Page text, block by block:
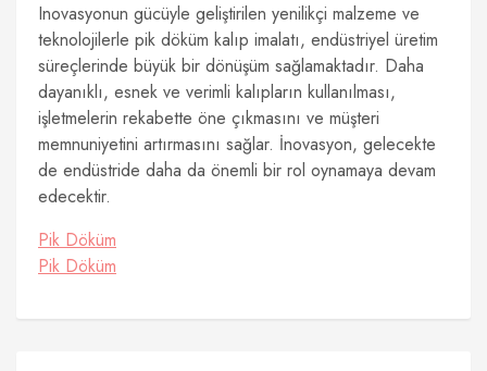
Inovasyonun gücüyle geliştirilen yenilikçi malzeme ve
teknolojilerle pik döküm kalıp imalatı, endüstriyel üretim
süreçlerinde büyük bir dönüşüm sağlamaktadır. Daha
dayanıklı, esnek ve verimli kalıpların kullanılması,
işletmelerin rekabette öne çıkmasını ve müşteri
memnuniyetini artırmasını sağlar. İnovasyon, gelecekte
de endüstride daha da önemli bir rol oynamaya devam
edecektir.
Pik Döküm
Pik Döküm